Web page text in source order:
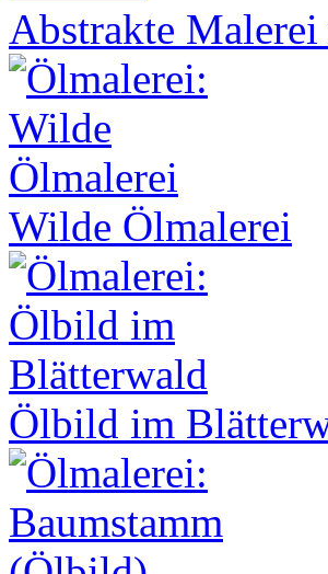
Abstrakte
Wilde Ölmalerei
Ölbild im